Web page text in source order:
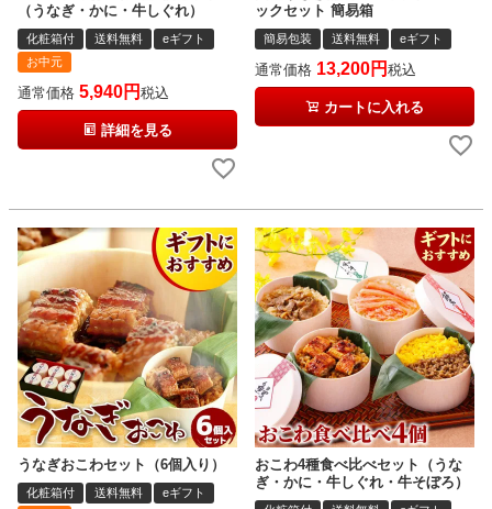
（うなぎ・かに・牛しぐれ）
化粧箱付 送料無料
eギフト
お中元
通常価格 5,940 税込
詳細を見る
ックセット 簡易箱
簡易包装 送料無料 eギフト
通常価格 13,200 税込
カートに入れる
うなぎおこわセット（6個入り）
化粧箱付 送料無料
eギフト
おこわ4種食べ比べセット（うな
ぎ・かに・牛しぐれ・牛そぼろ）